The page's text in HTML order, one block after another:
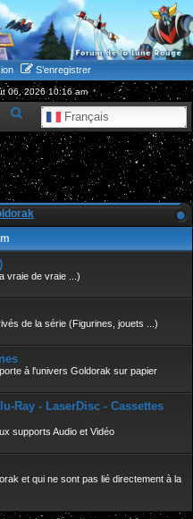
S’enregistrer
06, 2026 10:16 am
Français
e
c
h
r
vraie de vraie ...)
de la série (Figurines, jouets ...)
à l'univers Goldorak sur papier
Ray - LaserDisc - Cassettes
supports Audio et Vidéo
et qui ne sont pas lié directement à la